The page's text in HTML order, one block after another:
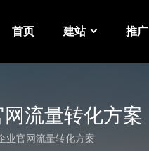
首页 建站 推广
流量转化方案
业官网流量转化方案